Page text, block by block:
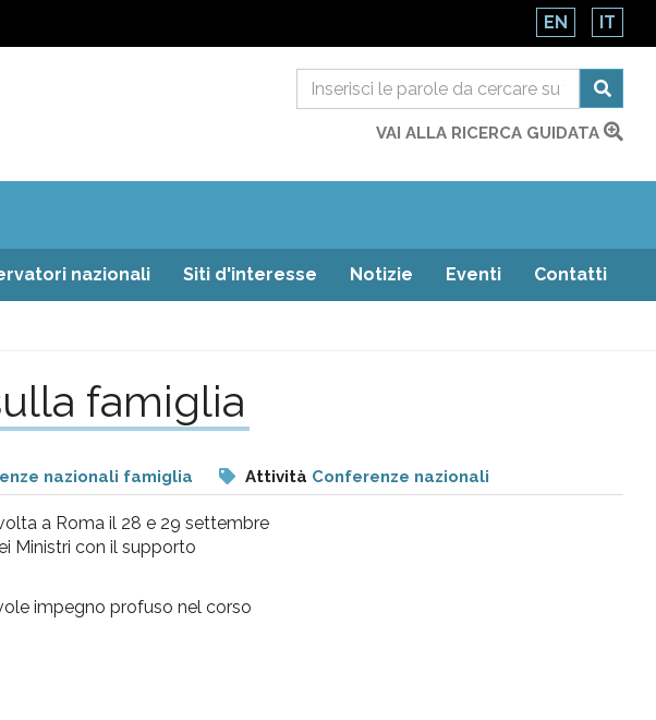
EN IT
VAI ALLA RICERCA GUIDATA
nazionali Siti d'interesse Notizie Eventi Contatti
famiglia
nazionali famiglia Attività Conferenze nazionali
a Roma il 28 e 29 settembre
Ministri con il supporto
impegno profuso nel corso